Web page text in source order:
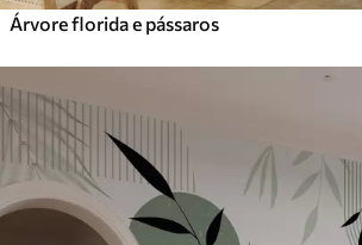
Árvore florida e pássaros